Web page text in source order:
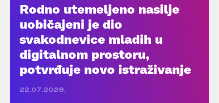
Rodno utemeljeno nasilje
uobičajeni je dio
svakodnevice mladih u
digitalnom prostoru,
potvrđuje novo istraživanje
22.07.2026.